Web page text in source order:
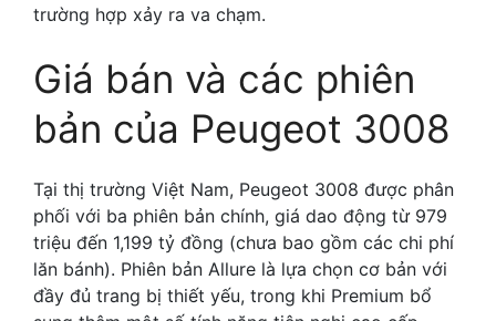
trường hợp xảy ra va chạm.
Giá bán và các phiên
bản của Peugeot 3008
Tại thị trường Việt Nam, Peugeot 3008 được phân
phối với ba phiên bản chính, giá dao động từ 979
triệu đến 1,199 tỷ đồng (chưa bao gồm các chi phí
lăn bánh). Phiên bản Allure là lựa chọn cơ bản với
đầy đủ trang bị thiết yếu, trong khi Premium bổ